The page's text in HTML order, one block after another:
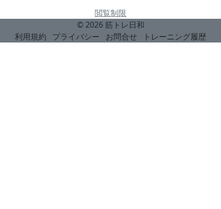
閲覧制限
© 2026 筋トレ日和
利用規約
プライバシー お問合せ トレーニング履歴